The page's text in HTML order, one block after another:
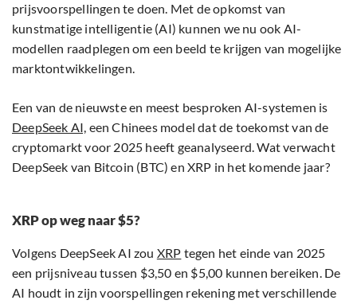
prijsvoorspellingen te doen. Met de opkomst van
kunstmatige intelligentie (AI) kunnen we nu ook AI-
modellen raadplegen om een beeld te krijgen van mogelijke
marktontwikkelingen.
Een van de nieuwste en meest besproken AI-systemen is
DeepSeek AI, een Chinees model dat de toekomst van de
cryptomarkt voor 2025 heeft geanalyseerd. Wat verwacht
DeepSeek van Bitcoin (BTC) en XRP in het komende jaar?
XRP op weg naar $5?
Volgens DeepSeek AI zou XRP tegen het einde van 2025
een prijsniveau tussen $3,50 en $5,00 kunnen bereiken. De
AI houdt in zijn voorspellingen rekening met verschillende